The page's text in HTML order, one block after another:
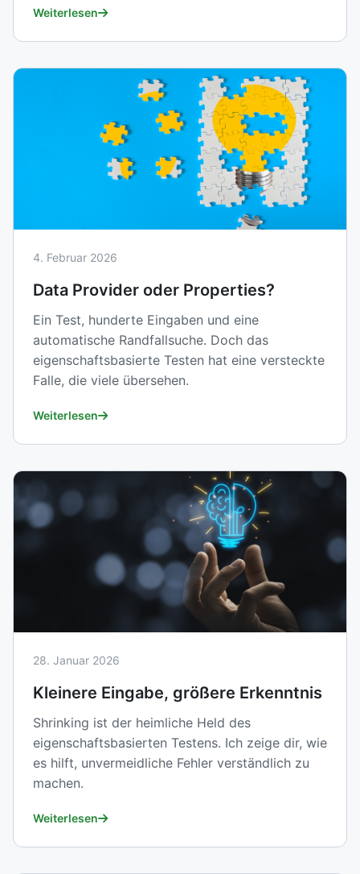
Weiterlesen
4. Februar 2026
Data Provider oder Properties?
Ein Test, hunderte Eingaben und eine
automatische Randfallsuche. Doch das
eigenschaftsbasierte Testen hat eine versteckte
Falle, die viele übersehen.
Weiterlesen
28. Januar 2026
Kleinere Eingabe, größere Erkenntnis
Shrinking ist der heimliche Held des
eigenschaftsbasierten Testens. Ich zeige dir, wie
es hilft, unvermeidliche Fehler verständlich zu
machen.
Weiterlesen